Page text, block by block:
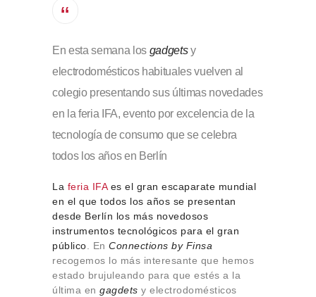
Espacios
Tecnologia
Conexión con
Colaboraciones
Sobre Connections
by Finsa
Contacto
En esta semana los gadgetsy
electrodomésticos habituales vuelven al
colegio presentando sus últimas novedades
en la feria IFA, evento por excelencia de la
tecnología de consumo que se celebra
todos los años en Berlín
La feria IFAes el gran escaparate mundial
en el que todos los años se presentan
desde Berlín los más novedosos
instrumentos tecnológicos para el gran
público. En Connections by Finsa
recogemos lo más interesante que hemos
estado brujuleando para que estés a la
última en gagdets y electrodomésticos